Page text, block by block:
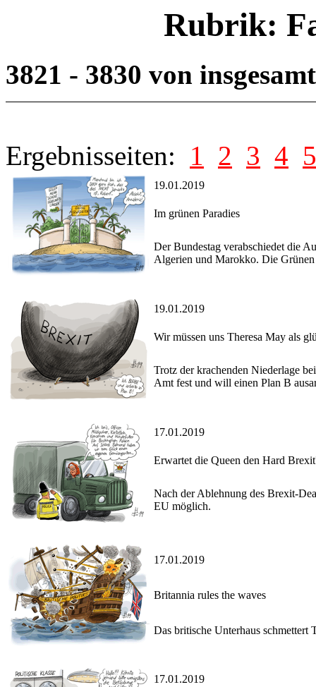
Rubrik:
3821 - 3830 von
Ergebnisseiten: 1 2 3 4 5
19.01.2019
Im grünen Paradies
Der Bundestag verabschiedet die
Algerien und Marokko. Die Grünen
19.01.2019
Wir müssen uns Theresa May als
Trotz der krachenden Niederlage
Amt fest und will einen Plan B
17.01.2019
Erwartet die Queen den Hard
Nach der Ablehnung des Brexit-
EU möglich.
17.01.2019
Britannia rules the waves
Das britische Unterhaus
17.01.2019